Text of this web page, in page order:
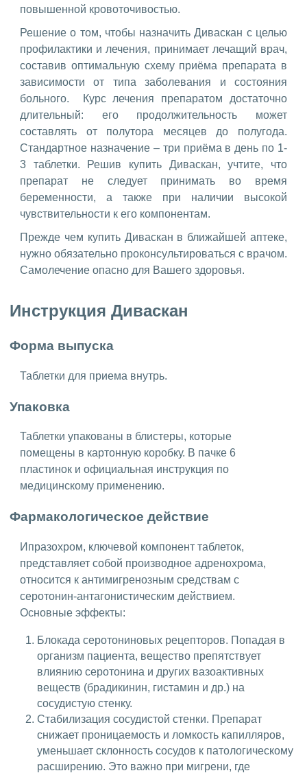
повышенной кровоточивостью.
Решение о том, чтобы назначить Диваскан с целью
профилактики и лечения, принимает лечащий врач,
составив оптимальную схему приёма препарата в
зависимости от типа заболевания и состояния
больного. Курс лечения препаратом достаточно
длительный: его продолжительность может
составлять от полутора месяцев до полугода.
Стандартное назначение – три приёма в день по 1-
3 таблетки. Решив купить Диваскан, учтите, что
препарат не следует принимать во время
беременности, а также при наличии высокой
чувствительности к его компонентам.
Прежде чем купить Диваскан в ближайшей аптеке,
нужно обязательно проконсультироваться с врачом.
Самолечение опасно для Вашего здоровья.
Инструкция Диваскан
Форма выпуска
Таблетки для приема внутрь.
Упаковка
Таблетки упакованы в блистеры, которые
помещены в картонную коробку. В пачке 6
пластинок и официальная инструкция по
медицинскому применению.
Фармакологическое действие
Ипразохром, ключевой компонент таблеток,
представляет собой производное адренохрома,
относится к антимигренозным средствам с
серотонин-антагонистическим действием.
Основные эффекты:
Блокада серотониновых рецепторов. Попадая в
организм пациента, вещество препятствует
влиянию серотонина и других вазоактивных
веществ (брадикинин, гистамин и др.) на
сосудистую стенку.
Стабилизация сосудистой стенки. Препарат
снижает проницаемость и ломкость капилляров,
уменьшает склонность сосудов к патологическому
расширению. Это важно при мигрени, где